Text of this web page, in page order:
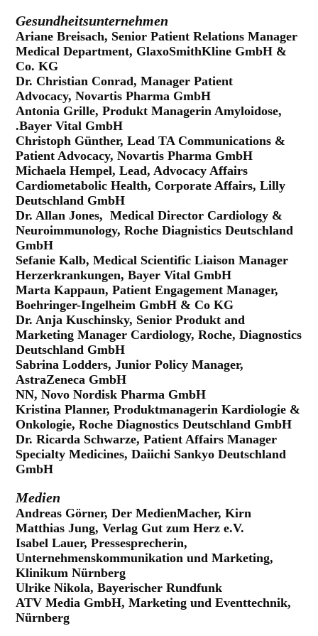
Gesundheitsunternehmen
Ariane Breisach, Senior Patient Relations Manager
Medical Department, GlaxoSmithKline GmbH &
Co. KG
Dr. Christian Conrad, Manager Patient
Advocacy, Novartis Pharma GmbH
Antonia Grille, Produkt Managerin Amyloidose,
.Bayer Vital GmbH
Christoph Günther, Lead TA Communications &
Patient Advocacy, Novartis Pharma GmbH
Michaela Hempel, Lead, Advocacy Affairs
Cardiometabolic Health, Corporate Affairs, Lilly
Deutschland GmbH
Dr. Allan Jones, Medical Director Cardiology &
Neuroimmunology, Roche Diagnistics Deutschland
GmbH
Sefanie Kalb, Medical Scientific Liaison Manager
Herzerkrankungen, Bayer Vital GmbH
Marta Kappaun, Patient Engagement Manager,
Boehringer-Ingelheim GmbH & Co KG
Dr. Anja Kuschinsky, Senior Produkt and
Marketing Manager Cardiology, Roche, Diagnostics
Deutschland GmbH
Sabrina Lodders, Junior Policy Manager,
AstraZeneca GmbH
NN, Novo Nordisk Pharma GmbH
Kristina Planner, Produktmanagerin Kardiologie &
Onkologie, Roche Diagnostics Deutschland GmbH
Dr. Ricarda Schwarze, Patient Affairs Manager
Specialty Medicines, Daiichi Sankyo Deutschland
GmbH
Medien
Andreas Görner, Der MedienMacher, Kirn
Matthias Jung, Verlag Gut zum Herz e.V.
Isabel Lauer, Pressesprecherin,
Unternehmenskommunikation und Marketing,
Klinikum Nürnberg
Ulrike Nikola, Bayerischer Rundfunk
ATV Media GmbH, Marketing und Eventtechnik,
Nürnberg